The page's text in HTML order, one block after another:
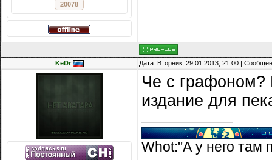
20078
KeDr Дата: Вторник, 29.01.2013, 21:00 |
Че с графоном?
издание для
Whot:"А у него там